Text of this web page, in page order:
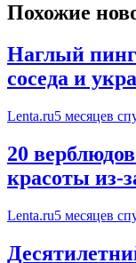
Похожие
Наглый
соседа и
Lenta.ru5 месяцев
20
красоты из-
Lenta.ru5 месяцев